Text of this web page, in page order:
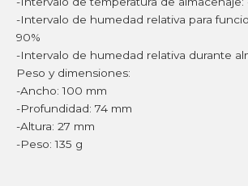
-Intervalo de humedad relativa para
90%
-Intervalo de humedad relativa durante
Peso y dimensiones:
-Ancho: 100 mm
-Profundidad: 74 mm
-Altura: 27 mm
-Peso: 135 g